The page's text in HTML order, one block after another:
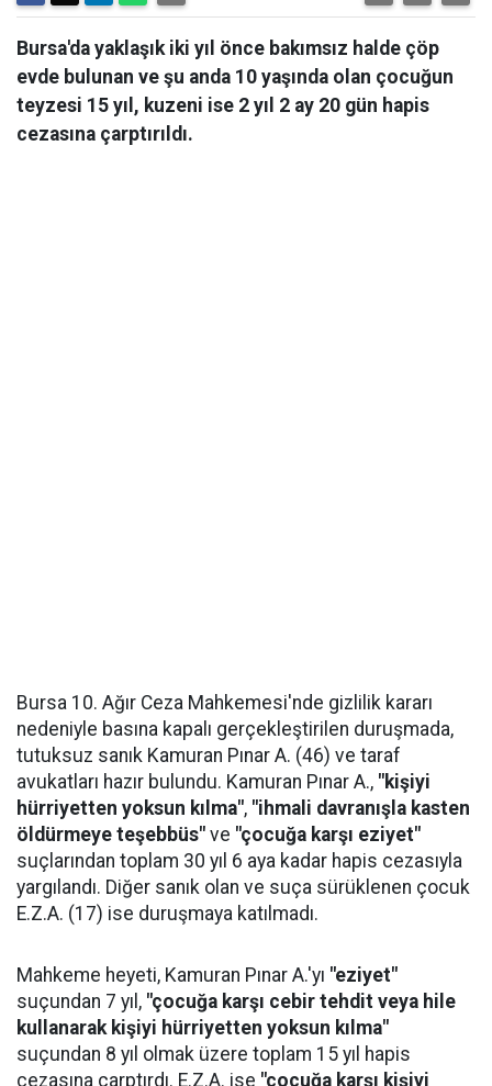
Bursa'da yaklaşık iki yıl önce bakımsız halde çöp
evde bulunan ve şu anda 10 yaşında olan çocuğun
teyzesi 15 yıl, kuzeni ise 2 yıl 2 ay 20 gün hapis
cezasına çarptırıldı.
Bursa 10. Ağır Ceza Mahkemesi'nde gizlilik kararı
nedeniyle basına kapalı gerçekleştirilen duruşmada,
tutuksuz sanık Kamuran Pınar A. (46) ve taraf
avukatları hazır bulundu. Kamuran Pınar A., "kişiyi
hürriyetten yoksun kılma", "ihmali davranışla kasten
öldürmeye teşebbüs" ve "çocuğa karşı eziyet"
suçlarından toplam 30 yıl 6 aya kadar hapis cezasıyla
yargılandı. Diğer sanık olan ve suça sürüklenen çocuk
E.Z.A. (17) ise duruşmaya katılmadı.
Mahkeme heyeti, Kamuran Pınar A.'yı "eziyet"
suçundan 7 yıl, "çocuğa karşı cebir tehdit veya hile
kullanarak kişiyi hürriyetten yoksun kılma"
suçundan 8 yıl olmak üzere toplam 15 yıl hapis
cezasına çarptırdı. E.Z.A. ise "çocuğa karşı kişiyi